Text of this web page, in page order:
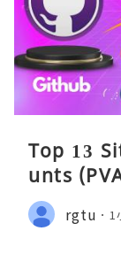
Top 13
unts
rgtu 1